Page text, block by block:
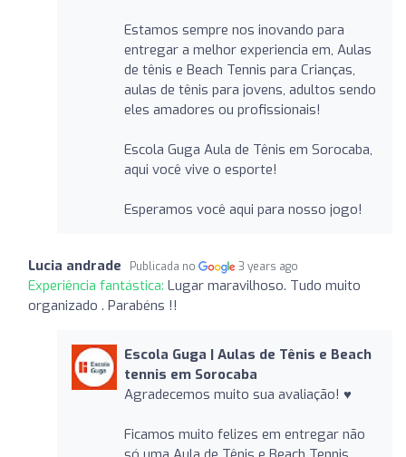
Estamos sempre nos inovando para
entregar a melhor experiencia em, Aulas
de tênis e Beach Tennis para Crianças,
aulas de tênis para jovens, adultos sendo
eles amadores ou profissionais!
Escola Guga Aula de Tênis em Sorocaba,
aqui você vive o esporte!
Esperamos você aqui para nosso jogo!
Lucia andrade Publicada no 3 years ago
Experiência fantástica: Lugar maravilhoso. Tudo muito
organizado . Parabéns !!
Escola Guga | Aulas de Tênis e Beach
tennis em Sorocaba
Agradecemos muito sua avaliação! ♥️
Ficamos muito felizes em entregar não